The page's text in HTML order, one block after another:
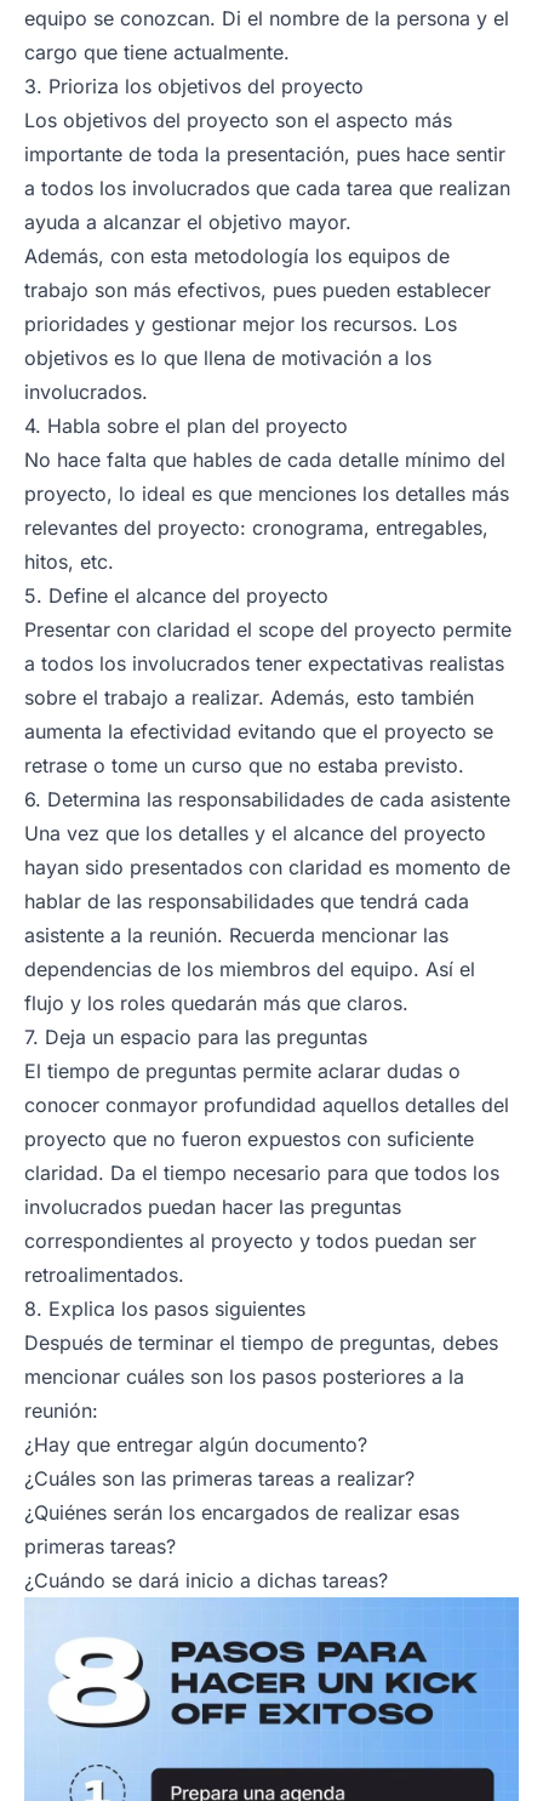
equipo se conozcan. Di el nombre de la persona y el
cargo que tiene actualmente.
3. Prioriza los objetivos del proyecto
Los objetivos del proyecto son el aspecto más
importante de toda la presentación, pues hace sentir
a todos los involucrados que cada tarea que realizan
ayuda a alcanzar el objetivo mayor.
Además, con esta metodología los equipos de
trabajo son más efectivos, pues pueden establecer
prioridades y gestionar mejor los recursos. Los
objetivos es lo que llena de motivación a los
involucrados.
4. Habla sobre el plan del proyecto
No hace falta que hables de cada detalle mínimo del
proyecto, lo ideal es que menciones los detalles más
relevantes del proyecto: cronograma, entregables,
hitos, etc.
5. Define el alcance del proyecto
Presentar con claridad el scope del proyecto permite
a todos los involucrados tener expectativas realistas
sobre el trabajo a realizar. Además, esto también
aumenta la efectividad evitando que el proyecto se
retrase o tome un curso que no estaba previsto.
6. Determina las responsabilidades de cada asistente
Una vez que los detalles y el alcance del proyecto
hayan sido presentados con claridad es momento de
hablar de las responsabilidades que tendrá cada
asistente a la reunión. Recuerda mencionar las
dependencias de los miembros del equipo. Así el
flujo y los roles quedarán más que claros.
7. Deja un espacio para las preguntas
El tiempo de preguntas permite aclarar dudas o
conocer conmayor profundidad aquellos detalles del
proyecto que no fueron expuestos con suficiente
claridad. Da el tiempo necesario para que todos los
involucrados puedan hacer las preguntas
correspondientes al proyecto y todos puedan ser
retroalimentados.
8. Explica los pasos siguientes
Después de terminar el tiempo de preguntas, debes
mencionar cuáles son los pasos posteriores a la
reunión:
¿Hay que entregar algún documento?
¿Cuáles son las primeras tareas a realizar?
¿Quiénes serán los encargados de realizar esas
primeras tareas?
¿Cuándo se dará inicio a dichas tareas?